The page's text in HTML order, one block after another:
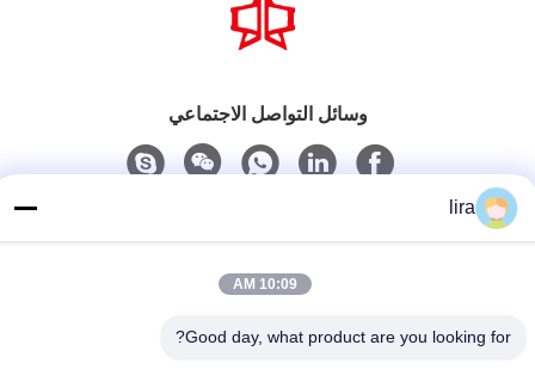
وسائل التواصل الاجتماعي
بريد إلكتروني
lira
10:09 AM
Good day, what product are you looking for?